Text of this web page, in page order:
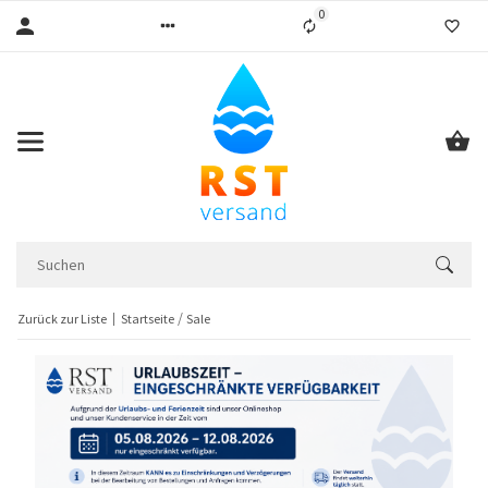
0Liste ist leer
Zurück zur Liste Startseite Sale